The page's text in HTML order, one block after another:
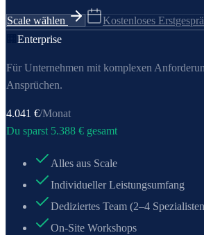
Scale wählen
Kostenloses
Enterprise
Für Unternehmen mit komplexen
Ansprüchen.
4.041 €/Monat
Du sparst 5.388 € gesamt
Alles aus Scale
Individueller Leistungsumfang
Dediziertes Team (2–4
On-Site Workshops